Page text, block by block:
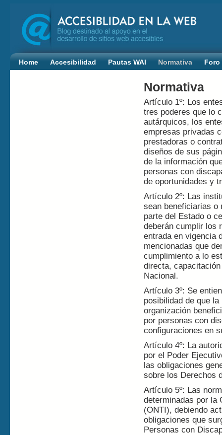
Home Accesibilidad Pautas WAI Normativa Foro
Normativa
Artículo 1º: Los
tres poderes que lo
autárquicos, los
empresas privadas
prestadoras o
diseños de sus
de la información
personas con
de oportunidades y
Artículo 2º: Las
sean beneficiarias o
parte del Estado o
deberán cumplir los
entrada en vigencia
mencionadas que
cumplimiento a lo
directa,
Nacional.
Artículo 3º: Se
posibilidad de que
organización
por personas con
configuraciones en
Artículo 4º: La
por el Poder
las obligaciones
sobre los Derechos
Artículo 5º: Las
determinadas por la
(ONTI), debiendo
obligaciones que
Personas con